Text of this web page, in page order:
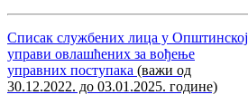
Списак службених лица у Општинској
управи овлашћених за вођење
управних поступака (важи од
30.12.2022. до 03.01.2025. године)